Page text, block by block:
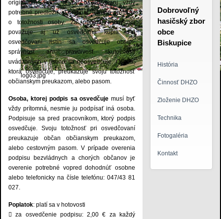
logo3.jpg
originálom. Preto je pri osvedčovaní vždy
potrebné predložiť aj originál listiny a preukaz
o totožnosti osoby. Za originál listiny sa
považuje aj už osvedčená kópia. Pri
osvedčovaní listín sa osvedčuje obsah,
správnosť ani pravdivosť skutočností
uvádzaných v listine sa neosvedčuje. Osoba,
ktorá osvedčuje, preukazuje svoju totožnosť
občianskym preukazom, alebo pasom.
Osoba, ktorej podpis sa osvedčujemusí byť
vždy prítomná, nesmie ju podpísať iná osoba.
Podpisuje sa pred pracovníkom, ktorý podpis
osvedčuje. Svoju totožnosť pri osvedčovaní
preukazuje občan občianskym preukazom,
alebo cestovným pasom. V prípade overenia
podpisu bezvládnych a chorých občanov je
overenie potrebné vopred dohodnúť osobne
alebo telefonicky na čísle telefónu: 047/43 81
027.
Poplatok: platí sa v hotovosti
 za osvedčenie podpisu: 2,00 € za každý
Dobrovoľný
hasičský zbor
obce
Biskupice
História
Činnosť DHZO
Zloženie DHZO
Technika
Fotogaléria
Kontakt